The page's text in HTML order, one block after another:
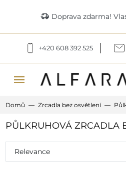
delivery_truck_speed Doprava zdarma!
+420 608 392 525
menu
Domů Zrcadla bez osvětlení
PŮLKRUHOVÁ ZRCADLA
Relevance